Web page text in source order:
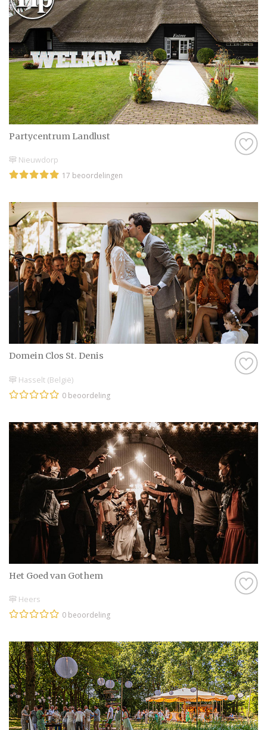
Partycentrum Landlust
Nieuwdorp
17 beoordelingen
Domein Clos St. Denis
Hasselt (België)
0 beoordeling
Het Goed van Gothem
Heers
0 beoordeling